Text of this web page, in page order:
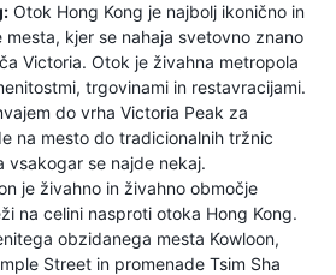
Otok Hong Kong je najbolj ikonično in
mesta, kjer se nahaja svetovno znano
Victoria. Otok je živahna metropola
trgovinami in restavracijami.
do vrha Victoria Peak za
na mesto do tradicionalnih tržnic
vsakogar se najde nekaj.
je živahno in živahno območje
na celini nasproti otoka Hong Kong.
obzidanega mesta Kowloon,
Street in promenade Tsim Sha